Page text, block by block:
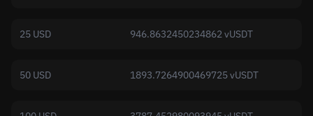
25 USD 946.8632450234862 vUSDT
50 USD 1893.7264900469725 vUSDT